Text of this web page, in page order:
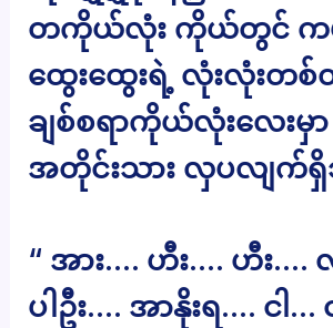
တကိုယ်လုံး ကိုယ်တွင် က
ထွေးထွေးရဲ့ လုံးလုံးတစ်
ချစ်စရာကိုယ်လုံးလေးမှာ
အတိုင်းသား လှပလျက်
“ အား…. ဟီး…. ဟီး
ပါဦး…. အာနိုးရ…. ငါ…